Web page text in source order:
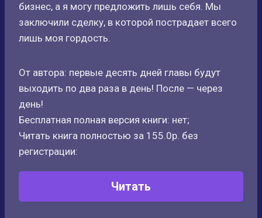
бизнес, а я могу предложить лишь себя. Мы
заключили сделку, в которой пострадает всего
лишь моя гордость.
От автора: первые десять дней главы будут
выходить по два раза в день! После — через
день!
Бесплатная полная версия книги: нет;
Читать книга полностью за 155.0р. без
регистрации:
Читать